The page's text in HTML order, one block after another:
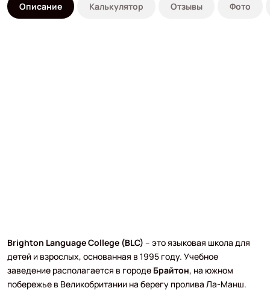
Описание Калькулятор Отзывы Фото
Brighton Language College (BLC) – это языковая школа для
детей и взрослых, основанная в 1995 году. Учебное
заведение располагается в городе Брайтон, на южном
побережье в Великобритании на берегу пролива Ла-Манш.